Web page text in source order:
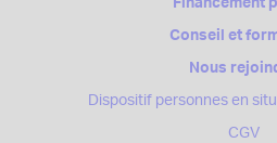
Financement
Conseil et
Nous
Dispositif personnes en
CGV